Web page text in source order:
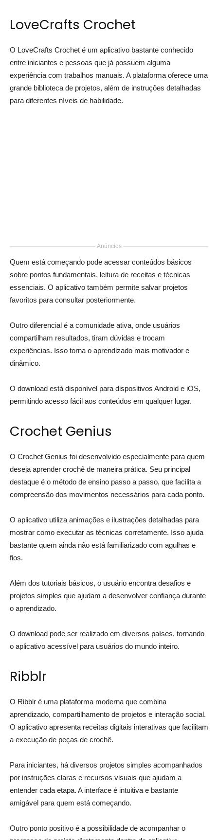
LoveCrafts Crochet
O LoveCrafts Crochet é um aplicativo bastante conhecido
entre iniciantes e pessoas que já possuem alguma
experiência com trabalhos manuais. A plataforma oferece uma
grande biblioteca de projetos, além de instruções detalhadas
para diferentes níveis de habilidade.
Anúncios
Quem está começando pode acessar conteúdos básicos
sobre pontos fundamentais, leitura de receitas e técnicas
essenciais. O aplicativo também permite salvar projetos
favoritos para consultar posteriormente.
Outro diferencial é a comunidade ativa, onde usuários
compartilham resultados, tiram dúvidas e trocam
experiências. Isso torna o aprendizado mais motivador e
dinâmico.
O download está disponível para dispositivos Android e iOS,
permitindo acesso fácil aos conteúdos em qualquer lugar.
Crochet Genius
O Crochet Genius foi desenvolvido especialmente para quem
deseja aprender crochê de maneira prática. Seu principal
destaque é o método de ensino passo a passo, que facilita a
compreensão dos movimentos necessários para cada ponto.
O aplicativo utiliza animações e ilustrações detalhadas para
mostrar como executar as técnicas corretamente. Isso ajuda
bastante quem ainda não está familiarizado com agulhas e
fios.
Além dos tutoriais básicos, o usuário encontra desafios e
projetos simples que ajudam a desenvolver confiança durante
o aprendizado.
O download pode ser realizado em diversos países, tornando
o aplicativo acessível para usuários do mundo inteiro.
Ribblr
O Ribblr é uma plataforma moderna que combina
aprendizado, compartilhamento de projetos e interação social.
O aplicativo apresenta receitas digitais interativas que facilitam
a execução de peças de crochê.
Para iniciantes, há diversos projetos simples acompanhados
por instruções claras e recursos visuais que ajudam a
entender cada etapa. A interface é intuitiva e bastante
amigável para quem está começando.
Outro ponto positivo é a possibilidade de acompanhar o